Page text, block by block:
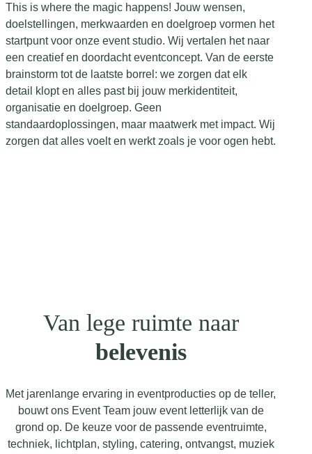
This is where the magic happens! Jouw wensen,
doelstellingen, merkwaarden en doelgroep vormen het
startpunt voor onze event studio. Wij vertalen het naar
een creatief en doordacht eventconcept. Van de eerste
brainstorm tot de laatste borrel: we zorgen dat elk
detail klopt en alles past bij jouw merkidentiteit,
organisatie en doelgroep. Geen
standaardoplossingen, maar maatwerk met impact. Wij
zorgen dat alles voelt en werkt zoals je voor ogen hebt.
Van lege ruimte naar
belevenis
Met jarenlange ervaring in eventproducties op de teller,
bouwt ons Event Team jouw event letterlijk van de
grond op. De keuze voor de passende eventruimte,
techniek, lichtplan, styling, catering, ontvangst, muziek